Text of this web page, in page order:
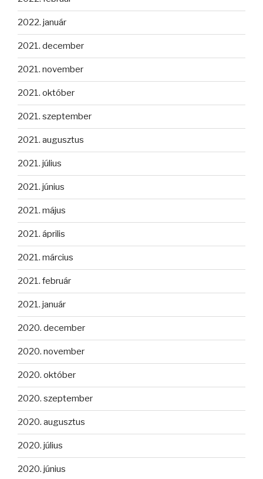
2022. január
2021. december
2021. november
2021. október
2021. szeptember
2021. augusztus
2021. július
2021. június
2021. május
2021. április
2021. március
2021. február
2021. január
2020. december
2020. november
2020. október
2020. szeptember
2020. augusztus
2020. július
2020. június